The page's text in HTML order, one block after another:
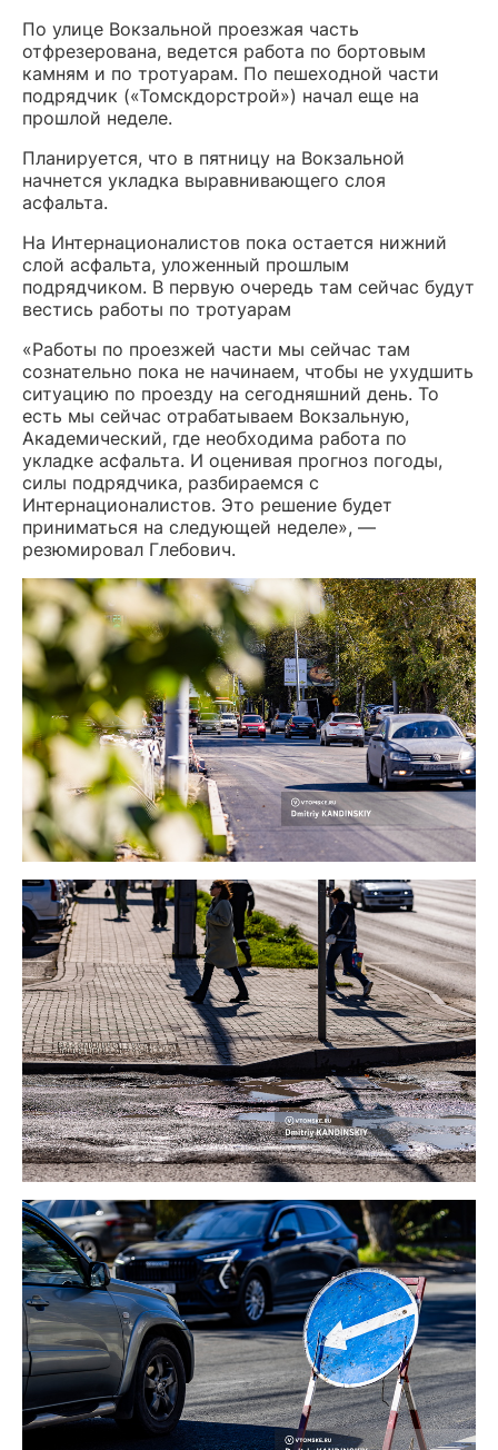
По улице Вокзальной проезжая часть
отфрезерована, ведется работа по бортовым
камням и по тротуарам. По пешеходной части
подрядчик («Томскдорстрой») начал еще на
прошлой неделе.
Планируется, что в пятницу на Вокзальной
начнется укладка выравнивающего слоя
асфальта.
На Интернационалистов пока остается нижний
слой асфальта, уложенный прошлым
подрядчиком. В первую очередь там сейчас будут
вестись работы по тротуарам
«Работы по проезжей части мы сейчас там
сознательно пока не начинаем, чтобы не ухудшить
ситуацию по проезду на сегодняшний день. То
есть мы сейчас отрабатываем Вокзальную,
Академический, где необходима работа по
укладке асфальта. И оценивая прогноз погоды,
силы подрядчика, разбираемся с
Интернационалистов. Это решение будет
приниматься на следующей неделе», —
резюмировал Глебович.